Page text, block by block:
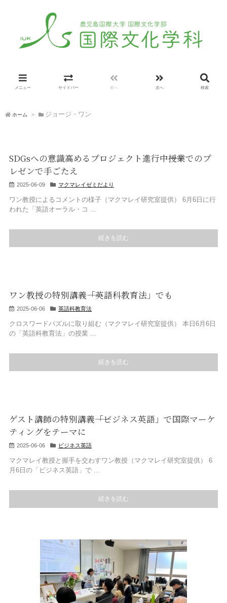
メニュー サイドバー 前へ 次へ 検索
ホーム > ジョージ・ワン
SDGsへの意識高めるプロジェクト進行中――授業でのプ
レゼンで手ごたえ
2025-06-09 マクマレイゼミだより
ワン教授によるコメントの様子（マクマレイ研究室提供） 6月6日に行
われた「英語オーラル・コ ...
続きを読む
ワン教授の特別講義――「英語科教育法」でも
2025-06-06 英語科教育法
クロスワードパズルに取り組む（マクマレイ研究室提供） 本日6月6日
の「英語科教育法」の授業 ...
続きを読む
ゲスト講師の特別講義――「ビジネス英語」で国際マーケ
ティングをテーマに
2025-06-06 ビジネス英語
マクマレイ教授と握手を交わすワン教授（マクマレイ研究室提供） 6
月6日の「ビジネス英語」で ...
続きを読む